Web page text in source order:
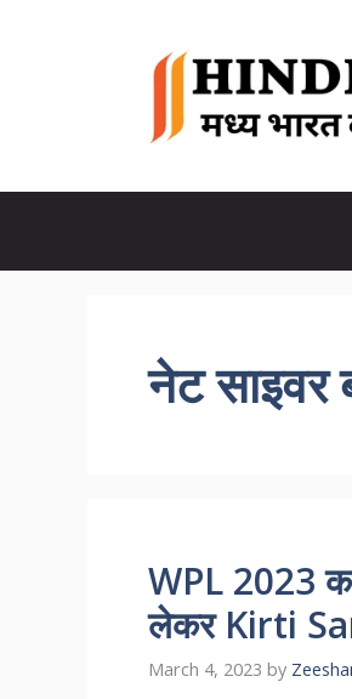
नेट साइवर
WPL 2023
लेकर Kirti
March 4, 2023 by